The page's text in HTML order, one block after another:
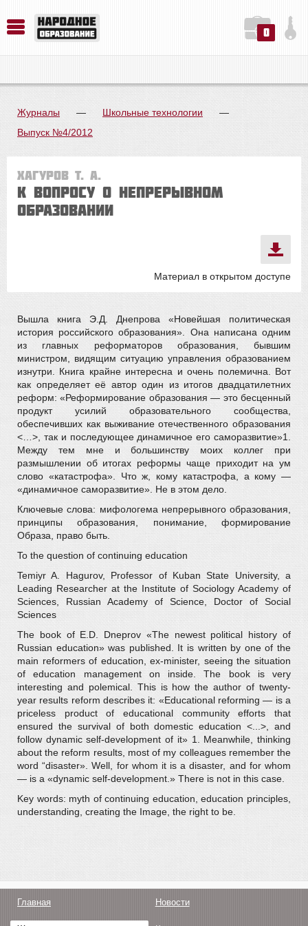
0
Журналы — Школьные технологии
—
Выпуск №4/2012
Хагуров Т. А.
К вопросу о непрерывном
образовании
Материал в открытом доступе
Вышла книга Э.Д. Днепрова «Новейшая политическая
история российского образования». Она написана одним
из главных реформаторов образования, бывшим
министром, видящим ситуацию управления образованием
изнутри. Книга крайне интересна и очень полемична. Вот
как определяет её автор один из итогов двадцатилетних
реформ: «Реформирование образования — это бесценный
продукт усилий образовательного сообщества,
обеспечивших как выживание отечественного образования
<…>, так и последующее динамичное его саморазвитие»1.
Между тем мне и большинству моих коллег при
размышлении об итогах реформы чаще приходит на ум
слово «катастрофа». Что ж, кому катастрофа, а кому —
«динамичное саморазвитие». Не в этом дело.
Ключевые слова: мифологема непрерывного образования,
принципы образования, понимание, формирование
Образа, право быть.
To the question of continuing education
Temiyr A. Hagurov, Professor of Kuban State University, a
Leading Researcher at the Institute of Sociology Academy of
Sciences, Russian Academy of Science, Doctor of Social
Sciences
The book of E.D. Dneprov «The newest political history of
Russian education» was published. It is written by one of the
main reformers of education, ex-minister, seeing the situation
of education management on inside. The book is very
interesting and polemical. This is how the author of twenty-
year results reform describes it: «Educational reforming — is a
priceless product of educational community efforts that
ensured the survival of both domestic education <...>, and
follow dynamic self-development of it» 1. Meanwhile, thinking
about the reform results, most of my colleagues remember the
word “disaster». Well, for whom it is a disaster, and for whom
— is a «dynamic self-development.» There is not in this case.
Key words: myth of continuing education, education principles,
understanding, creating the Image, the right to be.
Главная Новости